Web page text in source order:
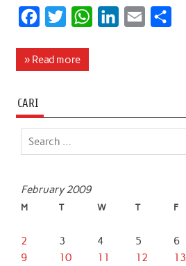
c
o
o
i
e
W
A
d
» Read more
CARI
February 2009
M T W T F
2
3 4 5 6
9
10 11 12 13